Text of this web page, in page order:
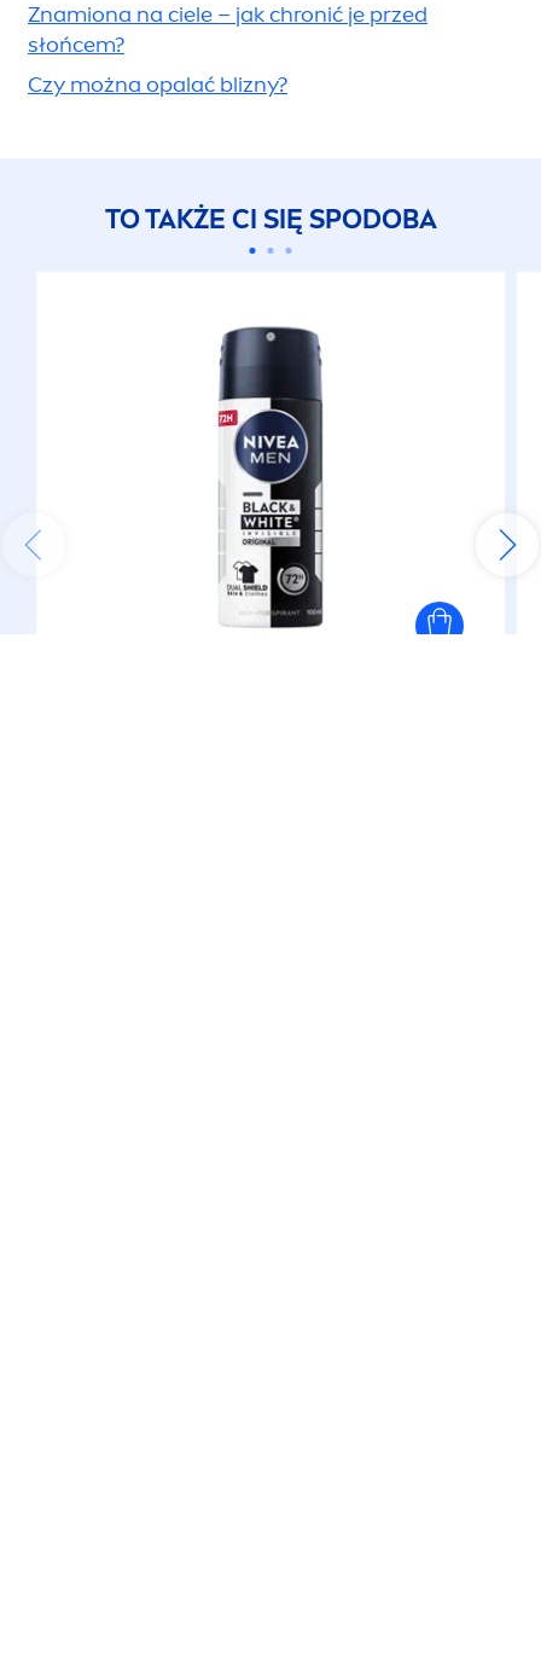
Znamiona na ciele – jak chronić je przed
słońcem?
Czy można opalać blizny?
TO TAKŻE CI SIĘ SPODOBA